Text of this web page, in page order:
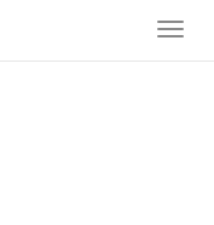
Toggle